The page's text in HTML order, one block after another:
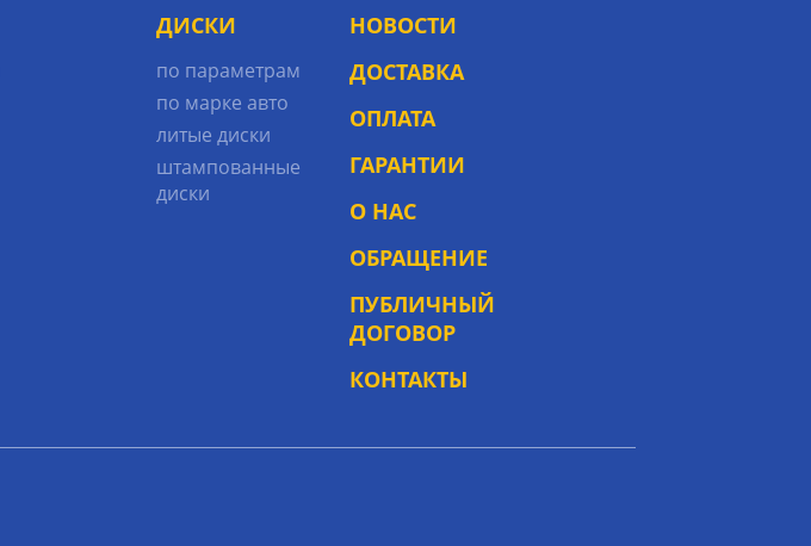
ДИСКИ
по параметрам
по марке авто
литые диски
штампованные
диски
НОВОСТИ
ДОСТАВКА
ОПЛАТА
ГАРАНТИИ
О НАС
ОБРАЩЕНИЕ
ПУБЛИЧНЫЙ
ДОГОВОР
КОНТАКТЫ